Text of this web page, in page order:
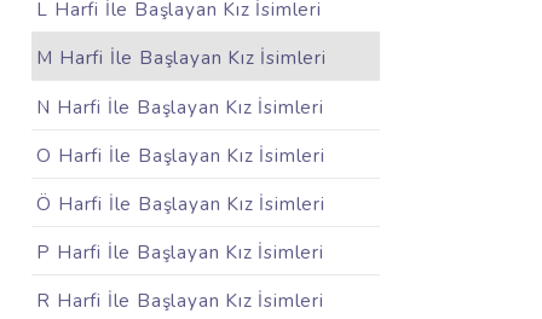
L Harfi İle Başlayan Kız İsimleri
M Harfi İle Başlayan Kız İsimleri
N Harfi İle Başlayan Kız İsimleri
O Harfi İle Başlayan Kız İsimleri
Ö Harfi İle Başlayan Kız İsimleri
P Harfi İle Başlayan Kız İsimleri
R Harfi İle Başlayan Kız İsimleri